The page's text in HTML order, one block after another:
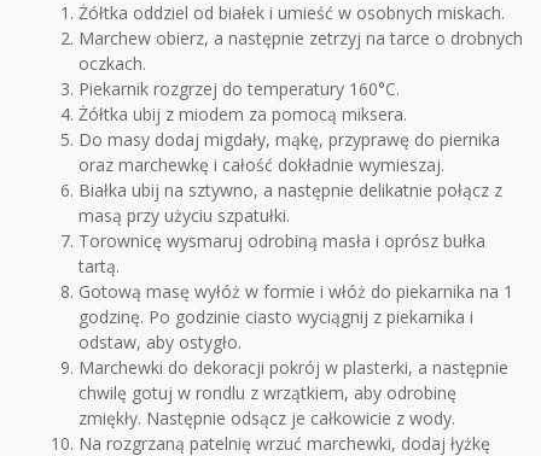
Żółtka oddziel od białek i umieść w osobnych miskach.
Marchew obierz, a następnie zetrzyj na tarce o drobnych
oczkach.
Piekarnik rozgrzej do temperatury 160°C.
Żółtka ubij z miodem za pomocą miksera.
Do masy dodaj migdały, mąkę, przyprawę do piernika
oraz marchewkę i całość dokładnie wymieszaj.
Białka ubij na sztywno, a następnie delikatnie połącz z
masą przy użyciu szpatułki.
Torownicę wysmaruj odrobiną masła i oprósz bułka
tartą.
Gotową masę wyłóż w formie i włóż do piekarnika na 1
godzinę. Po godzinie ciasto wyciągnij z piekarnika i
odstaw, aby ostygło.
Marchewki do dekoracji pokrój w plasterki, a następnie
chwilę gotuj w rondlu z wrzątkiem, aby odrobinę
zmiękły. Następnie odsącz je całkowicie z wody.
Na rozgrzaną patelnię wrzuć marchewki, dodaj łyżkę